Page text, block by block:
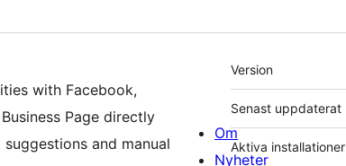
with Facebook,
Page directly
and manual
Meta
Version
Senast uppdaterat
Aktiva installationer
Om
Nyheter